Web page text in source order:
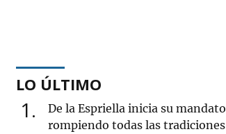
LO ÚLTIMO
1
De la Espriella inicia su mandato
rompiendo todas las tradiciones